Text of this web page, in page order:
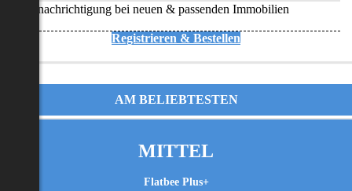
Benachrichtigung bei neuen & passenden Immobilien
Registrieren & Bestellen
AM BELIEBTESTEN
MITTEL
Flatbee Plus+